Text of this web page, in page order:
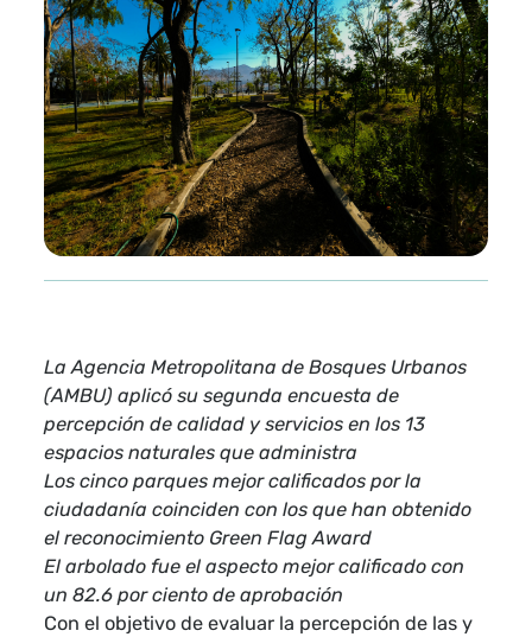
La Agencia Metropolitana de Bosques Urbanos
(AMBU) aplicó su segunda encuesta de
percepción de calidad y servicios en los 13
espacios naturales que administra
Los cinco parques mejor calificados por la
ciudadanía coinciden con los que han obtenido
el reconocimiento Green Flag Award
El arbolado fue el aspecto mejor calificado con
un 82.6 por ciento de aprobación
Con el objetivo de evaluar la percepción de las y